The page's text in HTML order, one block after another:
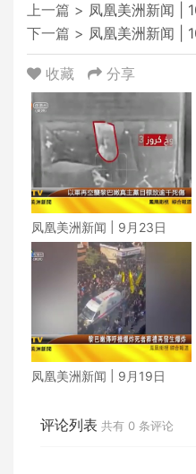
上一篇 > 凤凰美洲新闻 |
下一篇 > 凤凰美洲新闻 |
收藏 分享
凤凰美洲新闻 | 9月23日
凤凰美洲新闻 | 9月19日
评论列表 共有 0 条评论